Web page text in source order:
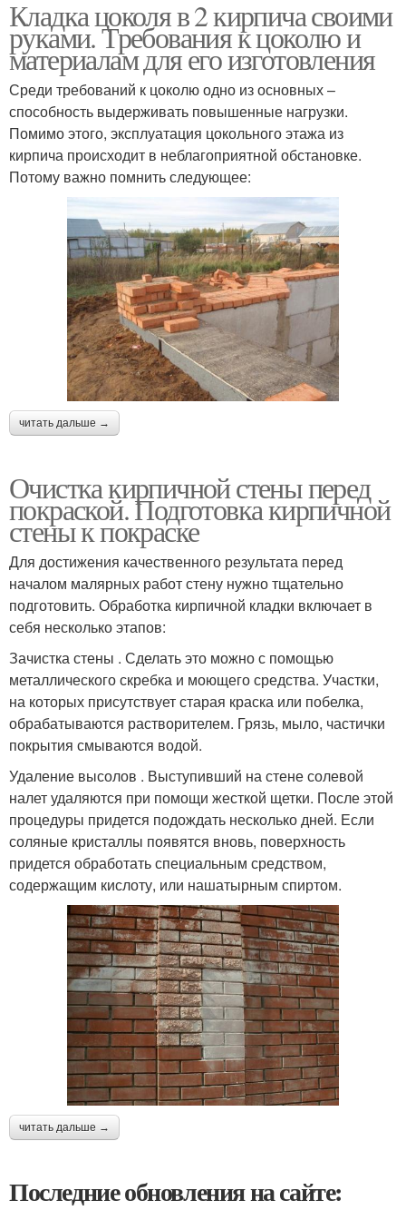
Кладка цоколя в 2 кирпича своими
руками. Требования к цоколю и
материалам для его изготовления
Среди требований к цоколю одно из основных –
способность выдерживать повышенные нагрузки.
Помимо этого, эксплуатация цокольного этажа из
кирпича происходит в неблагоприятной обстановке.
Потому важно помнить следующее:
читать дальше →
Очистка кирпичной стены перед
покраской. Подготовка кирпичной
стены к покраске
Для достижения качественного результата перед
началом малярных работ стену нужно тщательно
подготовить. Обработка кирпичной кладки включает в
себя несколько этапов:
Зачистка стены . Сделать это можно с помощью
металлического скребка и моющего средства. Участки,
на которых присутствует старая краска или побелка,
обрабатываются растворителем. Грязь, мыло, частички
покрытия смываются водой.
Удаление высолов . Выступивший на стене солевой
налет удаляются при помощи жесткой щетки. После этой
процедуры придется подождать несколько дней. Если
соляные кристаллы появятся вновь, поверхность
придется обработать специальным средством,
содержащим кислоту, или нашатырным спиртом.
читать дальше →
Последние обновления на сайте: